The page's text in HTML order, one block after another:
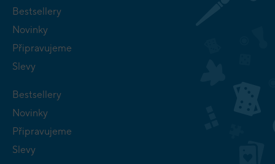
Bestsellery
Novinky
Připravujeme
Slevy
Bestsellery
Novinky
Připravujeme
Slevy